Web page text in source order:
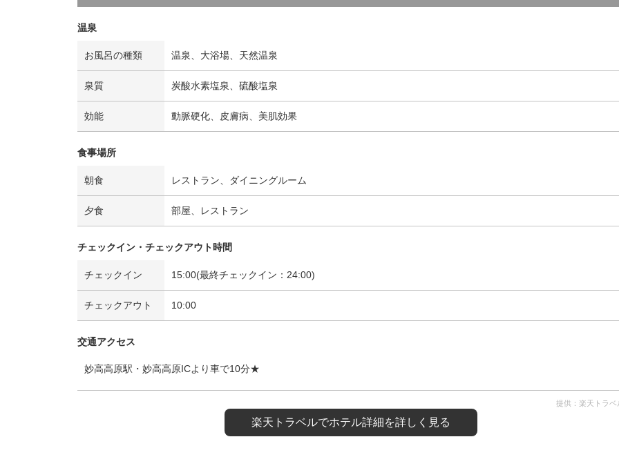
温泉
お風呂の種類 温泉、大浴場、天然温泉
泉質 炭酸水素塩泉、硫酸塩泉
効能 動脈硬化、皮膚病、美肌効果
食事場所
朝食 レストラン、ダイニングルーム
夕食 部屋、レストラン
チェックイン・チェックアウト時間
チェックイン 15:00(最終チェックイン：24:00)
チェックアウト 10:00
交通アクセス
妙高高原駅・妙高高原ICより車で10分★
提供：楽天トラベ
楽天トラベルでホテル詳細を詳しく見る